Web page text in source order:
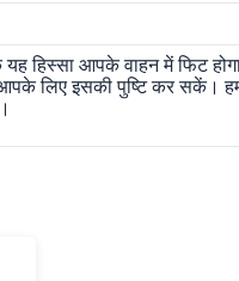
हिस्सा आपके वाहन में फिट
लिए इसकी पुष्टि कर सकें।